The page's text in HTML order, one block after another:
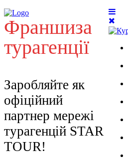
Франшиза
турагенції
Заробляйте як
офіційний
партнер мережі
турагенцій STAR
TOUR!